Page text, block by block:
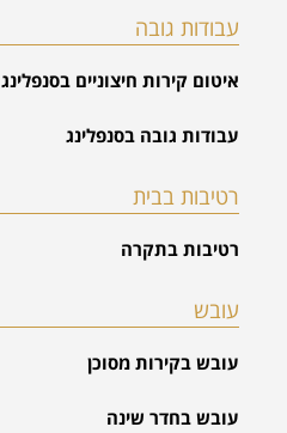
עבודות גובה
איטום קירות חיצוניים בסנפלינג
עבודות גובה בסנפלינג
רטיבות בבית
רטיבות בתקרה
עובש
עובש בקירות מסוכן
עובש בחדר שינה